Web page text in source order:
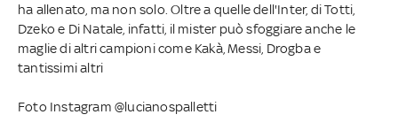
ha allenato, ma non solo. Oltre a quelle dell'Inter, di Totti,
Dzeko e Di Natale, infatti, il mister può sfoggiare anche le
maglie di altri campioni come Kakà, Messi, Drogba e
tantissimi altri
Foto Instagram @lucianospalletti